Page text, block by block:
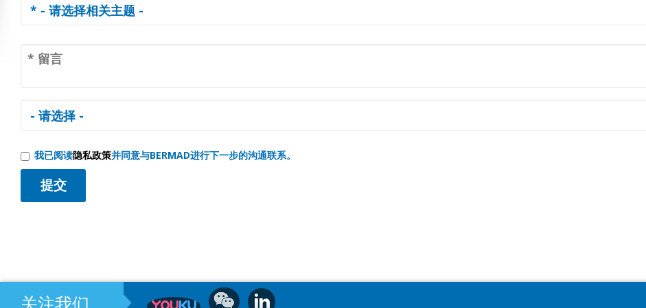
我已阅读隐私政策并同意与BERMAD进行下一步的沟通联系。
关注我们